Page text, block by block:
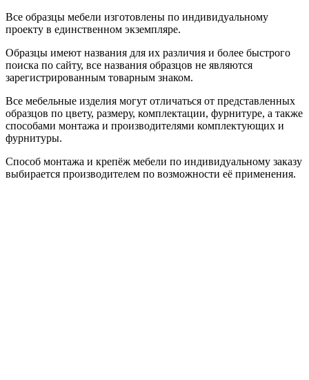
Все образцы мебели изготовлены по индивидуальному
проекту в единственном экземпляре.
Образцы имеют названия для их различия и более быстрого
поиска по сайту, все названия образцов не являются
зарегистрированным товарным знаком.
Все мебельные изделия могут отличаться от представленных
образцов по цвету, размеру, комплектации, фурнитуре, а также
способами монтажа и производителями комплектующих и
фурнитуры.
Способ монтажа и крепёж мебели по индивидуальному заказу
выбирается производителем по возможности её применения.